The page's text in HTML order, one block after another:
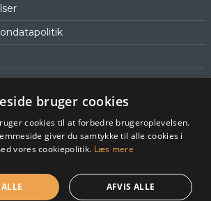
bruger cookies
cookies til at forbedre brugeroplevelsen.
giver du samtykke til alle cookies i
vores cookiepolitik. Læs mere
AFVIS ALLE